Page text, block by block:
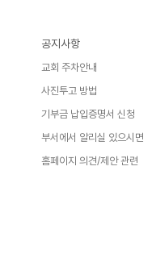
공지사항
교회 주차안내
사진투고 방법
기부금 납입증명서 신청
부서에서 알리실 있으시면
홈페이지 의견/제안 관련